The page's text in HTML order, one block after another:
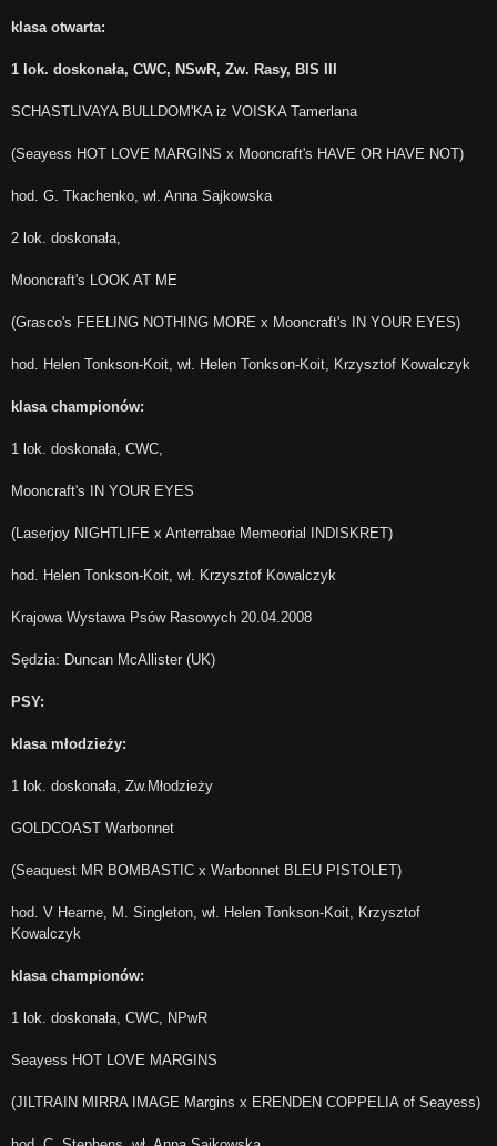
klasa otwarta:
1 lok. doskonała, CWC, NSwR, Zw. Rasy, BIS III
SCHASTLIVAYA BULLDOM'KA iz VOISKA Tamerlana
(Seayess HOT LOVE MARGINS x Mooncraft's HAVE OR HAVE NOT)
hod. G. Tkachenko, wł. Anna Sajkowska
2 lok. doskonała,
Mooncraft's LOOK AT ME
(Grasco's FEELING NOTHING MORE x Mooncraft's IN YOUR EYES)
hod. Helen Tonkson-Koit, wł. Helen Tonkson-Koit, Krzysztof Kowalczyk
klasa championów:
1 lok. doskonała, CWC,
Mooncraft's IN YOUR EYES
(Laserjoy NIGHTLIFE x Anterrabae Memeorial INDISKRET)
hod. Helen Tonkson-Koit, wł. Krzysztof Kowalczyk
Krajowa Wystawa Psów Rasowych 20.04.2008
Sędzia: Duncan McAllister (UK)
PSY:
klasa młodzieży:
1 lok. doskonała, Zw.Młodzieży
GOLDCOAST Warbonnet
(Seaquest MR BOMBASTIC x Warbonnet BLEU PISTOLET)
hod. V Hearne, M. Singleton, wł. Helen Tonkson-Koit, Krzysztof
Kowalczyk
klasa championów:
1 lok. doskonała, CWC, NPwR
Seayess HOT LOVE MARGINS
(JILTRAIN MIRRA IMAGE Margins x ERENDEN COPPELIA of Seayess)